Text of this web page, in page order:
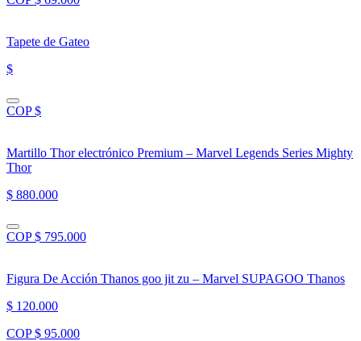
Tapete de Gateo
$
COP $
Martillo Thor electrónico Premium – Marvel Legends Series Mighty
Thor
$ 880.000
COP $ 795.000
Figura De Acción Thanos goo jit zu – Marvel SUPAGOO Thanos
$ 120.000
COP $ 95.000